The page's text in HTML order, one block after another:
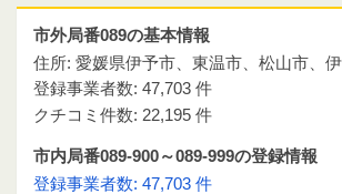
市外局番089の基本情報
住所: 愛媛県伊予市、東温市、松山市、
登録事業者数: 47,703 件
クチコミ件数: 22,195 件
市内局番089-900～089-999の登録情報
登録事業者数: 47,703 件